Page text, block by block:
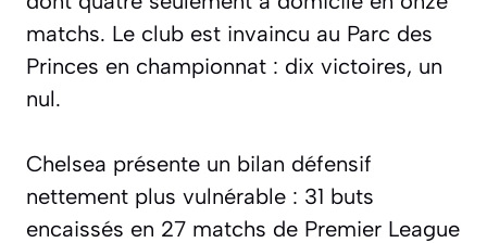
matchs. Le club est invaincu au Parc des
Princes en championnat : dix victoires, un
nul.
Chelsea présente un bilan défensif
nettement plus vulnérable : 31 buts
encaissés en 27 matchs de Premier League